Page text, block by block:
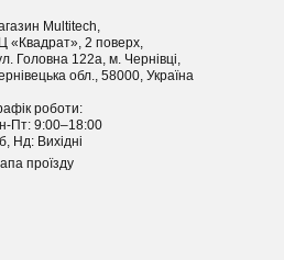
Multitech,
«Квадрат», 2 поверх,
Головна 122а, м. Чернівці,
Чернівецька обл., 58000, Україна
роботи:
Пт: 9:00–18:00
Нд: Вихідні
проїзду